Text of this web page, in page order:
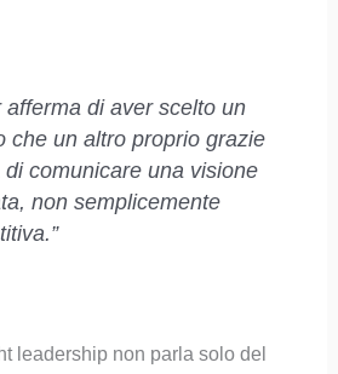
afferma di aver scelto un
che un altro proprio grazie
comunicare una visione
non semplicemente
leadership non parla solo del